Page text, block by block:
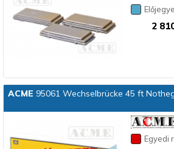
2
ACME 95061 Wechselbrücke 45 ft
Egyedi